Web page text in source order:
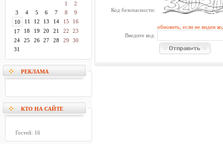
1
2
3
4 5 6 7 8
9
10
11 12 13 14 15
16
17
18 19 20 21 22
23
24
25 26 27 28 29
30
31
РЕКЛАМА
КТО НА САЙТЕ
Гостей: 16
Код безопасности:
обновить, если не виден
Введите код: